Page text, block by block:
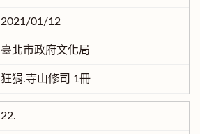
2021/01/12
臺北市政府文化局
狂狷.寺山修司 1冊
22.